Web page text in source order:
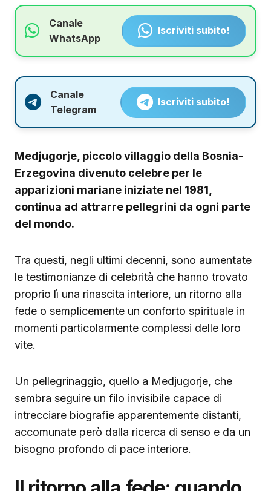
Canale
WhatsApp
Iscriviti subito!
Canale
Telegram
Iscriviti subito!
Medjugorje, piccolo villaggio della Bosnia-
Erzegovina divenuto celebre per le
apparizioni mariane iniziate nel 1981,
continua ad attrarre pellegrini da ogni parte
del mondo.
Tra questi, negli ultimi decenni, sono aumentate
le testimonianze di celebrità che hanno trovato
proprio lì una rinascita interiore, un ritorno alla
fede o semplicemente un conforto spirituale in
momenti particolarmente complessi delle loro
vite.
Un pellegrinaggio, quello a Medjugorje, che
sembra seguire un filo invisibile capace di
intrecciare biografie apparentemente distanti,
accomunate però dalla ricerca di senso e da un
bisogno profondo di pace interiore.